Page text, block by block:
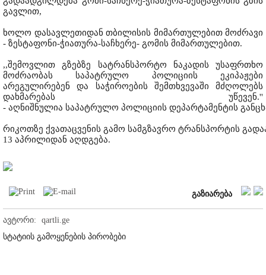
გავლით,
ხოლო დასავლეთიდან თბილისის მიმართულებით მოძრავი
- ზესტაფონი-ჭიათურა-საჩხერე- გომის მიმართულებით.
,,შემოვლით გზებზე სატრანსპორტო ნაკადის უსაფრთხო
მოძრაობას საპატრულო პოლიციის ეკიპაჟები
არეგულირებენ და საჭიროების შემთხვევაში მძღოლებს
დახმარებას უწევენ.''
- აღნიშნულია საპატრულო პოლიციის დეპარტამენტის
რიკოთზე ქვათაცვენის გამო სამგზავრო ტრანსპორტის
13 აპრილიდან აღდგება.
გაზიარება
ავტორი:
qartli.ge
სტატიის გამოყენების პირობები